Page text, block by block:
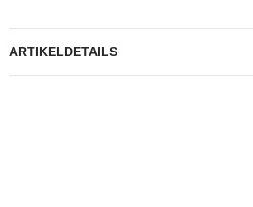
ARTIKELDETAILS